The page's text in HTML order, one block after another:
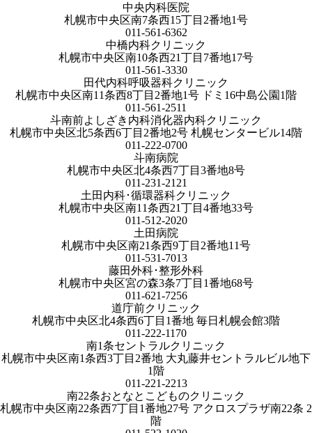
中央内科医院
札幌市中央区南7条西15丁目2番地1号
011-561-6362
中橋内科クリニック
札幌市中央区南10条西21丁目7番地17号
011-561-3330
田代内科呼吸器科クリニック
札幌市中央区南11条西8丁目2番地1号 ドミ16中島公園1階
011-561-2511
斗南前よしざき内科消化器内科クリニック
札幌市中央区北5条西6丁目2番地2号 札幌センタービル14階
011-222-0700
斗南病院
札幌市中央区北4条西7丁目3番地8号
011-231-2121
土田内科･循環器科クリニック
札幌市中央区南11条西21丁目4番地33号
011-512-2020
土田病院
札幌市中央区南21条西9丁目2番地11号
011-531-7013
藤田外科･整形外科
札幌市中央区宮の森3条7丁目1番地68号
011-621-7256
道庁前クリニック
札幌市中央区北4条西6丁目1番地 毎日札幌会館3階
011-222-1170
南1条セントラルクリニック
札幌市中央区南1条西3丁目2番地 大丸藤井セントラルビル地下
1階
011-221-2213
南22条おとなとこどものクリニック
札幌市中央区南22条西7丁目1番地27号 アクロスプラザ南22条 2
階